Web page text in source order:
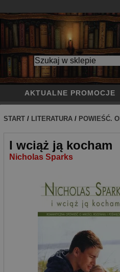
AKTUALNE PROMOCJE
START / LITERATURA / POWIEŚĆ.
I wciąż ją kocham
Nicholas Sparks